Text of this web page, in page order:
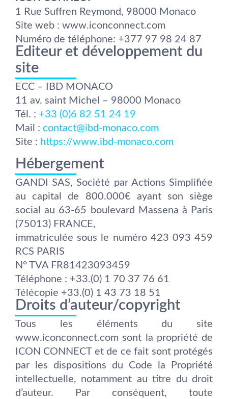
1 Rue Suffren Reymond, 98000 Monaco
Site web : www.iconconnect.com
Numéro de téléphone: +377 97 98 24 87
Editeur et développement du
site
ECC – IBD MONACO
11 av. saint Michel – 98000 Monaco
Tél. : +33 (0)6 82 51 24 19
Mail : contact@ibd-monaco.com
Site : https://www.ibd-monaco.com
Hébergement
GANDI SAS, Société par Actions Simplifiée
au capital de 800.000€ ayant son siège
social au 63-65 boulevard Massena à Paris
(75013) FRANCE,
immatriculée sous le numéro 423 093 459
RCS PARIS
N° TVA FR81423093459
Téléphone : +33.(0) 1 70 37 76 61
Télécopie +33.(0) 1 43 73 18 51
Droits d’auteur/copyright
Tous les éléments du site
www.iconconnect.com sont la propriété de
ICON CONNECT et de ce fait sont protégés
par les dispositions du Code la Propriété
intellectuelle, notamment au titre du droit
d’auteur. Par conséquent, toute